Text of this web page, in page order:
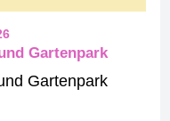
Gartenpark
Gartenpark